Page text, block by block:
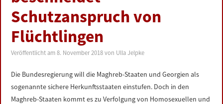
Schutzanspruch von
Flüchtlingen
Veröffentlicht am8. November 2018 von Ulla Jelpke
Die Bundesregierung will die Maghreb-Staaten und Georgien als
sogenannte sichere Herkunftsstaaten einstufen. Doch in den
Maghreb-Staaten kommt es zu Verfolgung von Homosexuellen und